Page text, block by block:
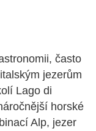
často
jezerům
Lago di
horské
Alp, jezer